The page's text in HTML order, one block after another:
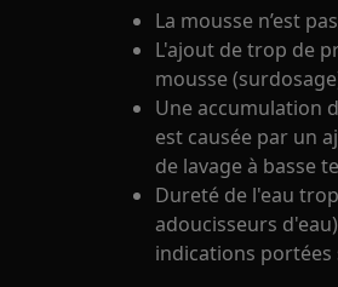
La mousse n’est
L'ajout de trop de
mousse
Une accumulation
est causée par un
de lavage à basse
Dureté de l'eau
adoucisseurs
indications